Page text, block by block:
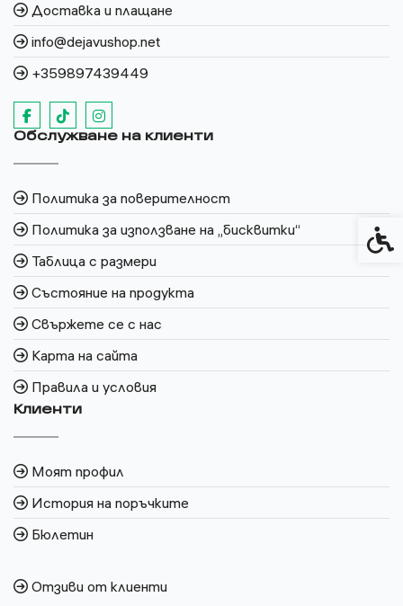
Доставка и плащане
info@dejavushop.net
+359897439449
Обслужване на клиенти
Политика за поверителност
Политика за използване на „бисквитки“
Таблица с размери
Състояние на продукта
Свържете се с нас
Карта на сайта
Правила и условия
Клиенти
Моят профил
История на поръчките
Бюлетин
Отзиви от клиенти